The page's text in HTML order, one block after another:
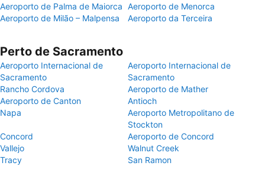
Aeroporto de Palma de Maiorca Aeroporto de Menorca
Aeroporto de Milão – Malpensa
Aeroporto da Terceira
Perto de Sacramento
Aeroporto Internacional de
Sacramento
Aeroporto Internacional de
Sacramento
Rancho Cordova
Aeroporto de Mather
Aeroporto de Canton
Antioch
Napa
Aeroporto Metropolitano de
Stockton
Concord
Aeroporto de Concord
Vallejo
Walnut Creek
Tracy
San Ramon